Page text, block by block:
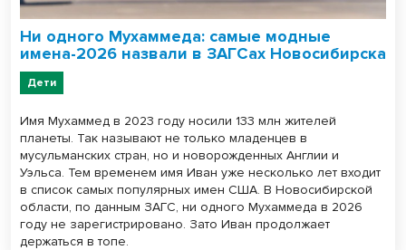
Ни одного Мухаммеда: самые модные
имена-2026 назвали в ЗАГСах Новосибирска
Дети
Имя Мухаммед в 2023 году носили 133 млн жителей
планеты. Так называют не только младенцев в
мусульманских стран, но и новорожденных Англии и
Уэльса. Тем временем имя Иван уже несколько лет входит
в список самых популярных имен США. В Новосибирской
области, по данным ЗАГС, ни одного Мухаммеда в 2026
году не зарегистрировано. Зато Иван продолжает
держаться в топе.